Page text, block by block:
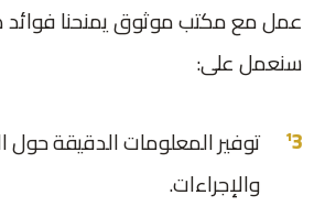
عمل مع مكتب موثوق يمنحنا فوائد
سنعمل على:
توفير المعلومات الدقيقة حول
والإجراءات.